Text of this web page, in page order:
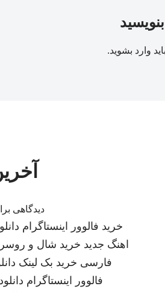
وارد بشوید.
دیدگاهی
خرید فالوور اینستاگرام
اهنگ جدید خرید شال و
فارسی خرید بک لینک
فالوور اینستاگرام